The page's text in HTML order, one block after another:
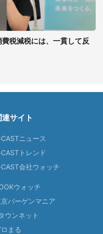
税減税には、一貫して反
連サイト
ニュース
トレンド
会社ウォッチ
ウォッチ
バーゲンマニア
ウンネット
まる